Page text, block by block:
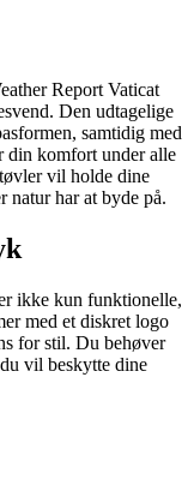
Report Vaticat
Den udtagelige
samtidig med
din komfort under alle
vil holde dine
natur har at byde på.
ikke kun funktionelle,
med et diskret logo
for stil. Du behøver
vil beskytte dine